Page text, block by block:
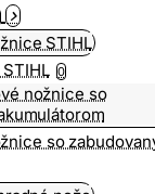
0
so